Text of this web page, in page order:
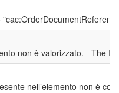
non è valorizzato. - The
nell’elemento non è